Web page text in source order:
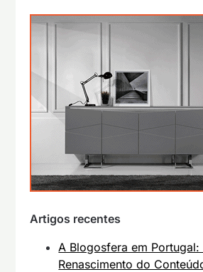
Artigos recentes
A Blogosfera em Portugal:
Renascimento do